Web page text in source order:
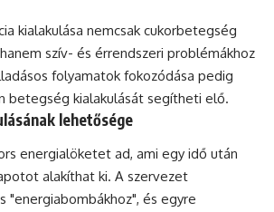
kialakulása nemcsak cukorbetegség
szív- és érrendszeri problémákhoz
folyamatok fokozódása pedig
betegség kialakulását segítheti elő.
lehetősége
energialöketet ad, ami egy idő után
alakíthat ki. A szervezet
"energiabombákhoz", és egyre